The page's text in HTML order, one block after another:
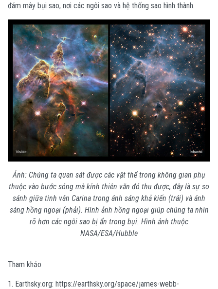
đám mây bụi sao, nơi các ngôi sao và hệ thống sao hình thành.
Ảnh: Chúng ta quan sát được các vật thể trong không gian phụ
thuộc vào bước sóng mà kính thiên văn đó thu được, đây là sự so
sánh giữa tinh vân Carina trong ánh sáng khả kiến (trái) và ánh
sáng hồng ngoại (phải). Hình ảnh hồng ngoại giúp chúng ta nhìn
rõ hơn các ngôi sao bị ẩn trong bụi. Hình ảnh thuộc
NASA/ESA/Hubble
Tham khảo
1. Earthsky.org: https://earthsky.org/space/james-webb-